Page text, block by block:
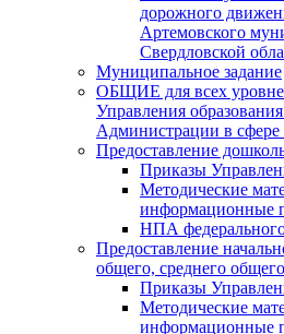
дорожного
Артемовского
Свердловской
Муниципальное задание
ОБЩИЕ для всех
Управления
Администрации в сфере
Предоставление
Приказы
Методические
информационные
НПА
Предоставление
общего, среднего
Приказы
Методические
информационные